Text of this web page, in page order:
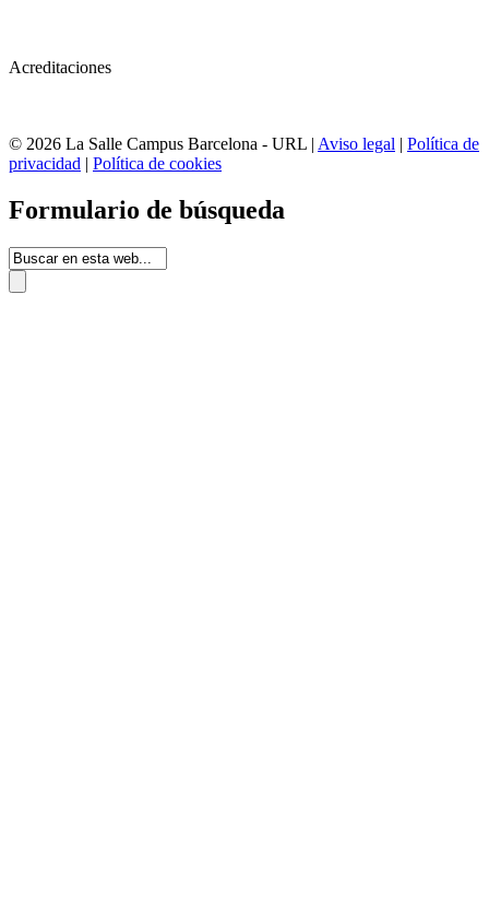
Acreditaciones
© 2026 La Salle Campus Barcelona - URL | Aviso legal | Política de
privacidad | Política de cookies
Formulario de búsqueda